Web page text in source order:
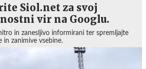
Siol.net za svoj
vir na Googlu.
in zanesljivo informirani ter spremljajte
in zanimive vsebine.